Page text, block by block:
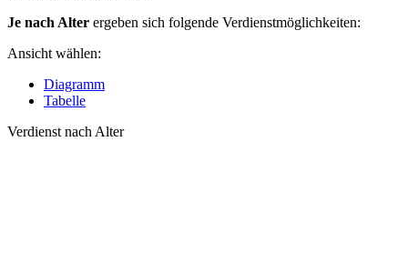
Je nach Alter ergeben sich folgende Verdienstmöglichkeiten:
Ansicht wählen:
Diagramm
Tabelle
Verdienst nach Alter